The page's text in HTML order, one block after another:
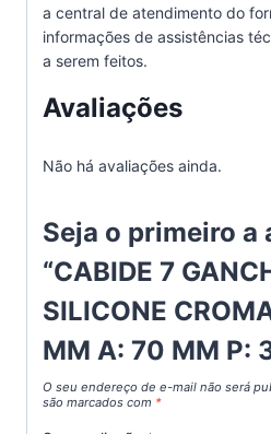
a central de atendimento do
informações de assistências
a serem feitos.
Avaliações
Não há avaliações ainda.
Seja o primeiro a
“CABIDE 7
SILICONE
MM A: 70 MM P:
O seu endereço de e-mail não será
são marcados com *